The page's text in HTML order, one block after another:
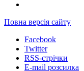
Повна версія сайту
Facebook
Twitter
RSS-стрічки
E-mail розсилка